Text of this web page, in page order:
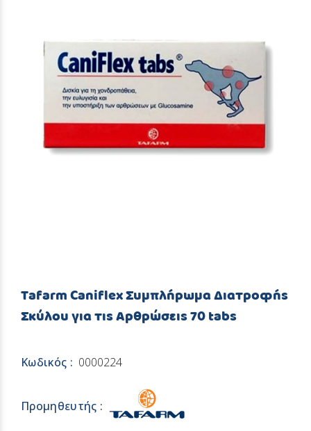
Tafarm Caniflex Συμπλήρωμα Διατροφής
Σκύλου για τις Αρθρώσεις 70 tabs
Κωδικός : 0000224
Προμηθευτής :